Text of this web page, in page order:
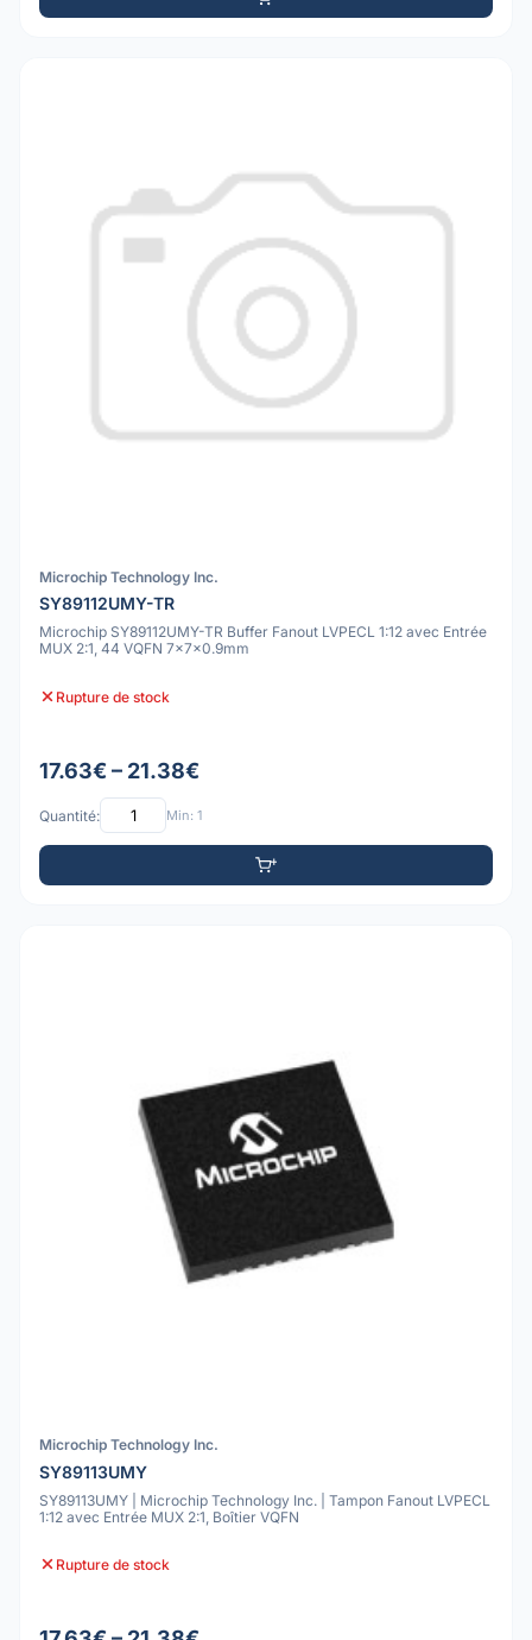
Microchip Technology Inc.
SY89112UMY-TR
Microchip SY89112UMY-TR Buffer Fanout LVPECL 1:12 avec Entrée
MUX 2:1, 44 VQFN 7x7x0.9mm
Rupture de stock
17.63€ – 21.38€
Quantité: Min: 1
Microchip Technology Inc.
SY89113UMY
SY89113UMY | Microchip Technology Inc. | Tampon Fanout LVPECL
1:12 avec Entrée MUX 2:1, Boîtier VQFN
Rupture de stock